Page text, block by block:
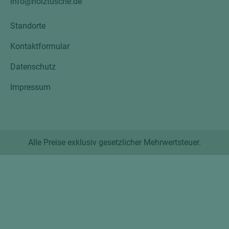
Standorte
Kontaktformular
Datenschutz
Impressum
Alle Preise exklusiv gesetzlicher Mehrwertsteuer.